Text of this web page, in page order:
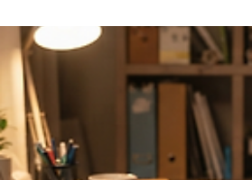
오늘은 암 치료 후 보험금을 청구할 때 반드시 확인해야
게 짚어볼게요.암 진단비 청구, 최초 진단일의 기준을 파
조직검사 결과가 나온 날짜를 기준으로 한다고 생각하
여다보면 최종 진단 확정일은 ..